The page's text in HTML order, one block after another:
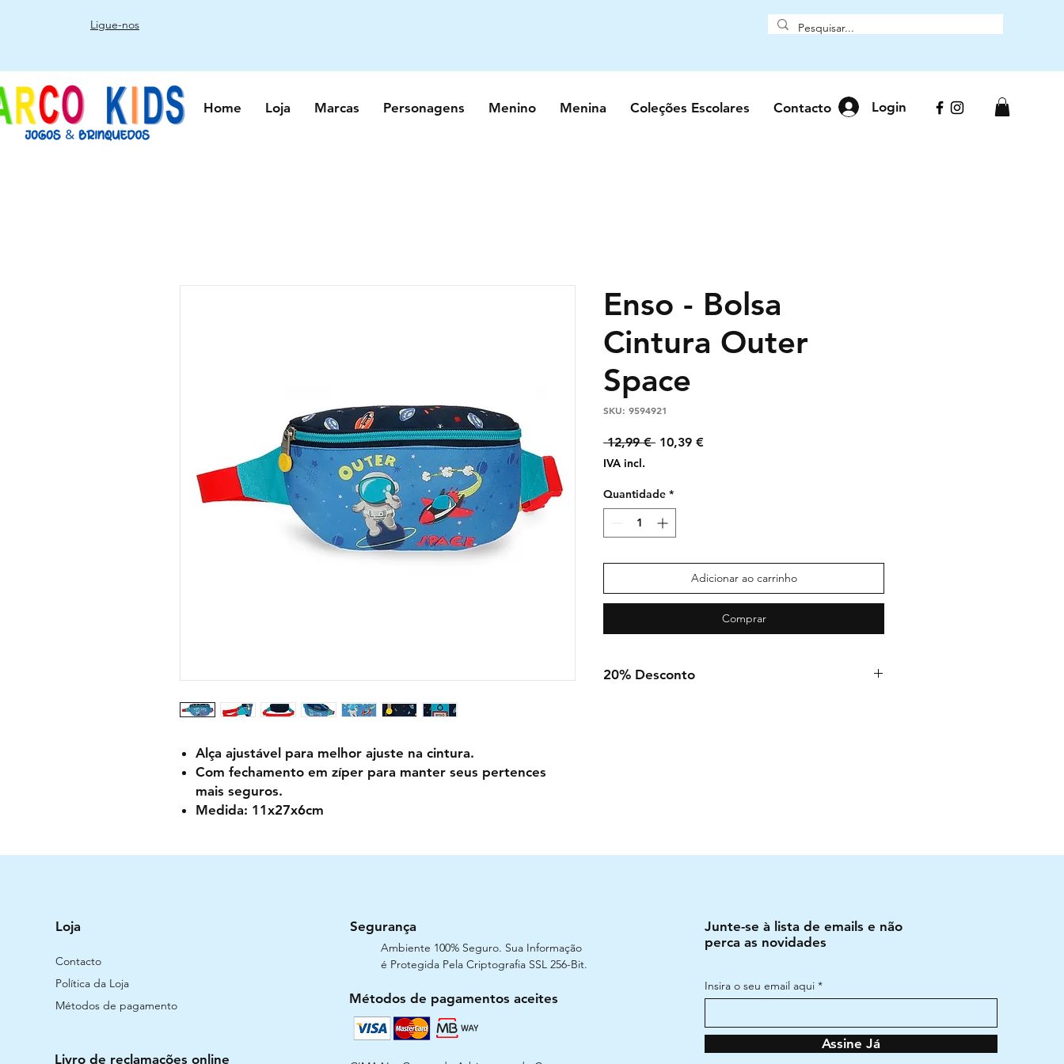
Ligue-nos
Home Loja Marcas Personagens Menino Menina Coleções Escolares Contacto Login
Alça ajustável para melhor ajuste na cintura.
Com fechamento em zíper para manter seus pertences
mais seguros.
Medida: 11x27x6cm
Enso - Bolsa
Cintura Outer
Space
SKU: 9594921
12,99 € Preço
10,39 €Preço
IVA incl.
Quantidade *
Adicionar ao carrinho
Comprar
20% Desconto
Loja
Contacto
Política da Loja
Métodos de pagamento
Livro de reclamações online
Segurança
Ambiente 100% Seguro. Sua Informação
é Protegida Pela Criptografia SSL 256-Bit.
Métodos de pagamentos aceites
Junte-se à lista de emails e não
perca as novidades
Insira o seu email aqui
Assine Já